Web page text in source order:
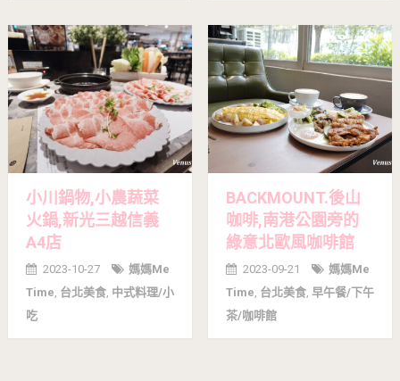
小川鍋物,小農蔬菜
火鍋,新光三越信義
A4店
2023-10-27
媽媽me
Time, 台北美食, 中式料理/小
吃
BACKMOUNT.後山
咖啡,南港公園旁的
綠意北歐風咖啡館
2023-09-21
媽媽me
Time, 台北美食, 早午餐/下午
茶/咖啡館